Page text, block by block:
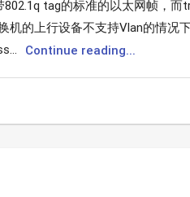
tag的标准的以太网帧，而
机的上行设备不支持Vlan的情况
Continue reading...